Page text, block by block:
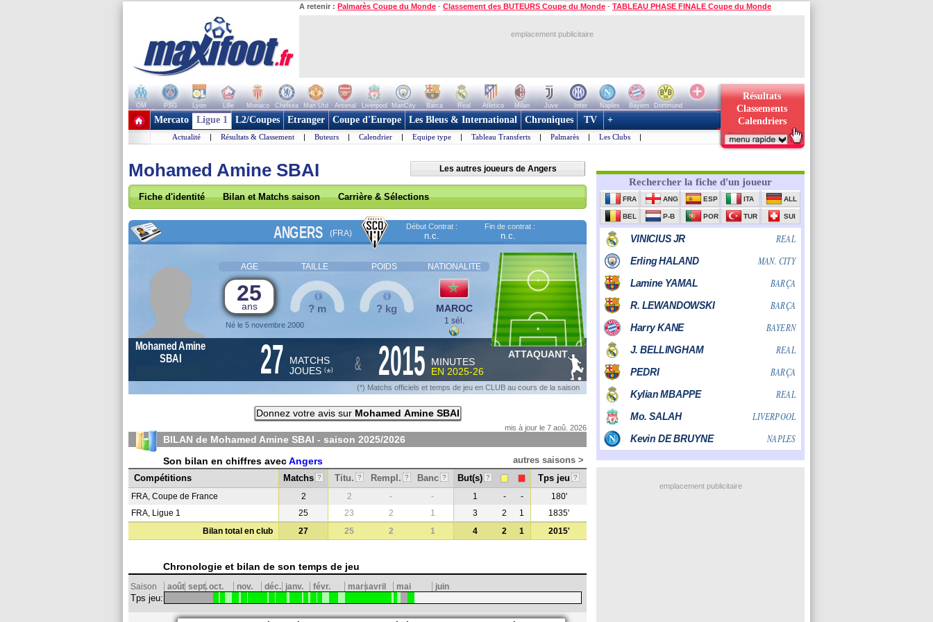
A retenir : Palmarès Coupe du Monde - Classement des BUTEURS Coupe du Monde - TABLEAU PHASE FINALE Coupe du Monde
emplacement publicitaire
OM PSG Lyon Lille Monaco Chelsea Man Utd Arsenal Liverpool ManCity Barca Real Atletico Milan Juve Inter Naples Bayern
Dortmund
+ de clubs
Résultats
Classements
Calendriers
Mercato Ligue 1 L2/Coupes Etranger Coupe d'Europe Les Bleus & International Chroniques TV +
Actualité | Résultats & Classement | Buteurs | Calendrier | Equipe type | Tableau Transferts | Palmarès | Les Clubs |
Mohamed Amine SBAI Les autres joueurs de Angers
Fiche d'identité Bilan et Matchs saison Carrière & Sélections
ANGERS (FRA)
Début Contrat :
n.c.
Fin de contrat :
n.c.
AGE TAILLE POIDS NATIONALITE
25
ans
Né le 5 novembre 2000
? m ? kg MAROC
1 sél.
Mohamed Amine
SBAI
27 MATCHS
JOUES (*) & 2015
MINUTES
EN 2025-26
ATTAQUANT
(*) Matchs officiels et temps de jeu en CLUB au cours de la saison
Donnez votre avis sur Mohamed Amine SBAI
mis à jour le 7 aoû. 2026
BILAN de Mohamed Amine SBAI - saison 2025/2026
Son bilan en chiffres avecAngers
autres saisons >
Compétitions
Matchs ? Titu. ? Rempl. ? Banc ? But(s) ? Tps jeu ?
FRA, Coupe de France 2 2 - - 1 - -
180'
FRA, Ligue 1
25 23 2 1 3 2 1
1835'
Bilan total en club
27 25 2 1 4 2 1 2015'
Chronologie et bilan de son temps de jeu
Saison août sept.oct. nov. déc. janv. févr. marsavril mai juin
Tps jeu:
emplacement publicitaire